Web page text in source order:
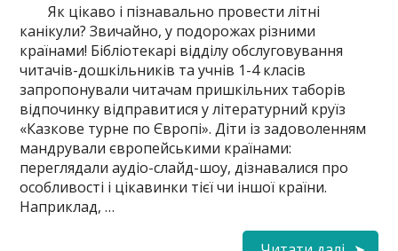
Як цікаво і пізнавально провести літні
канікули? Звичайно, у подорожах різними
країнами! Бібліотекарі відділу обслуговування
читачів-дошкільників та учнів 1-4 класів
запропонували читачам пришкільних таборів
відпочинку відправитися у літературний круїз
«Казкове турне по Європі». Діти із задоволенням
мандрували європейськими країнами:
переглядали аудіо-слайд-шоу, дізнавалися про
особливості і цікавинки тієї чи іншої країни.
Наприклад, …